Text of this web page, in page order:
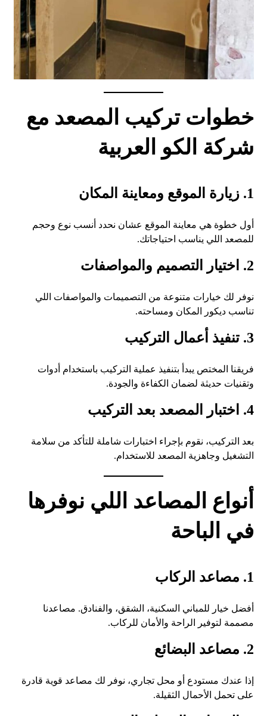
خطوات تركيب المصعد مع
شركة الكو العربية
1. زيارة الموقع ومعاينة المكان
أول خطوة هي معاينة الموقع عشان نحدد أنسب نوع وحجم
للمصعد اللي يناسب احتياجاتك.
2. اختيار التصميم والمواصفات
نوفر لك خيارات متنوعة من التصميمات والمواصفات اللي
تناسب ديكور المكان ومساحته.
3. تنفيذ أعمال التركيب
فريقنا المختص يبدأ بتنفيذ عملية التركيب باستخدام أدوات
وتقنيات حديثة لضمان الكفاءة والجودة.
4. اختبار المصعد بعد التركيب
بعد التركيب، نقوم بإجراء اختبارات شاملة للتأكد من سلامة
التشغيل وجاهزية المصعد للاستخدام.
أنواع المصاعد اللي نوفرها
في الباحة
1. مصاعد الركاب
أفضل خيار للمباني السكنية، الشقق، والفنادق. مصاعدنا
مصممة لتوفير الراحة والأمان للركاب.
2. مصاعد البضائع
إذا عندك مستودع أو محل تجاري، نوفر لك مصاعد قوية قادرة
على تحمل الأحمال الثقيلة.